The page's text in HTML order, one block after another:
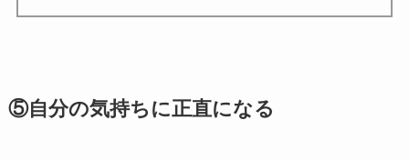
⑤自分の気持ちに正直になる